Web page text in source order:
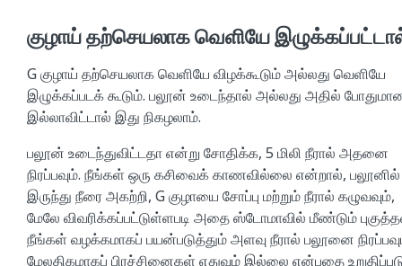
குழாய் தற்செயலாக வெளியே
G குழாய் தற்செயலாக வெளியே விழக்கூடும் அல்லது வெளியே
இழுக்கப்படக் கூடும். பலூன் உடைந்தால் அல்லது அதில்
இல்லாவிட்டால் இது நிகழலாம்.
பலூன் உடைந்துவிட்டதா என்று சோதிக்க, 5 மிலி நீரால் அதனை
நிரப்பவும். நீங்கள் ஒரு கசிவைக் காணவில்லை என்றால், பலூனில்
இருந்து நீரை அகற்றி, G குழாயை சோப்பு மற்றும் நீரால் கழுவவும்,
மேலே விவரிக்கப்பட்டுள்ளபடி அதை ஸ்டோமாவில் மீண்டும்
நீங்கள் வழக்கமாகப் பயன்படுத்தும் அளவு நீரால் பலூனை
மேலதிகமாகப் பிரச்சினைகள் எதுவும் இல்லை என்பதை